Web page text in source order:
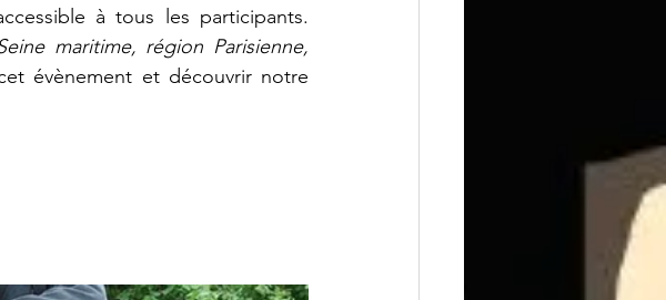
à tous les participants.
maritime, région Parisienne,
évènement et découvrir notre